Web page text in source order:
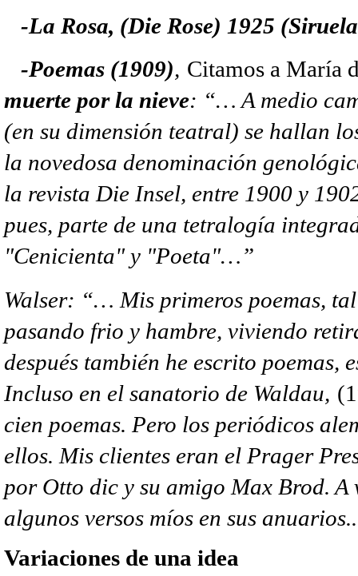
-La Rosa, (Die Rose) 1925
-Poemas (1909), Citamos a María
muerte por la nieve: “… A medio
(en su dimensión teatral) se hallan
la novedosa denominación
la revista Die Insel, entre 1900 y
pues, parte de una tetralogía
"Cenicienta" y "Poeta"…”
Walser: “… Mis primeros poemas,
pasando frio y hambre, viviendo
después también he escrito poemas,
Incluso en el sanatorio de Waldau,
cien poemas. Pero los periódicos
ellos. Mis clientes eran el Prager
por Otto dic y su amigo Max Brod.
algunos versos míos en sus
Variaciones de una idea